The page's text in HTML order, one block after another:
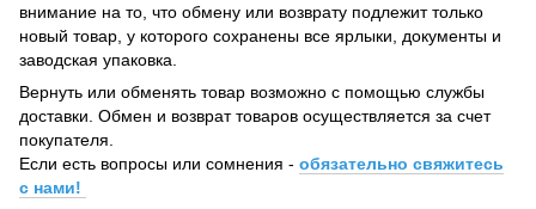
внимание на то, что обмену или возврату подлежит только
новый товар, у которого сохранены все ярлыки, документы и
заводская упаковка.
Вернуть или обменять товар возможно с помощью службы
доставки. Обмен и возврат товаров осуществляется за счет
покупателя.
Если есть вопросы или сомнения - обязательно свяжитесь
с нами!